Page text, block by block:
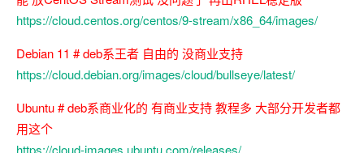
https://cloud.centos.org/centos/9-stream/x86_64/images/
Debian 11 # deb系王者 自由的 没商业支持
https://cloud.debian.org/images/cloud/bullseye/latest/
Ubuntu # deb系商业化的 有商业支持 教程多 大部分开发者都
用这个
https://cloud-images.ubuntu.com/releases/